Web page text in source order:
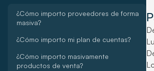
¿Cómo importo proveedores de forma
masiva?
¿Cómo importo mi plan de cuentas?
¿Cómo importo masivamente
productos de venta?